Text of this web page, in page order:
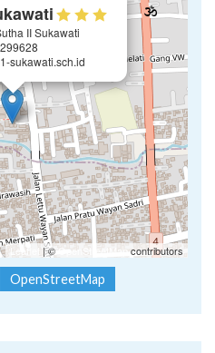
II Sukawati
sukawati.sch.id
Leaflet | ©OpenStreetMap contributors
OpenStreetMap